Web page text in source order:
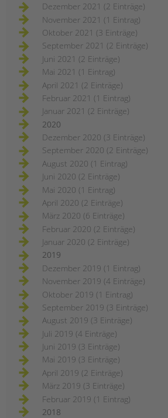
Dezember 2021 (2 Einträge)
November 2021 (1 Eintrag)
Oktober 2021 (3 Einträge)
September 2021 (2 Einträge)
Juni 2021 (2 Einträge)
Mai 2021 (1 Eintrag)
April 2021 (2 Einträge)
Februar 2021 (1 Eintrag)
Januar 2021 (2 Einträge)
2020
Dezember 2020 (3 Einträge)
September 2020 (2 Einträge)
August 2020 (1 Eintrag)
Juni 2020 (2 Einträge)
Mai 2020 (1 Eintrag)
April 2020 (2 Einträge)
März 2020 (6 Einträge)
Februar 2020 (2 Einträge)
Januar 2020 (2 Einträge)
2019
Dezember 2019 (1 Eintrag)
November 2019 (4 Einträge)
Oktober 2019 (1 Eintrag)
September 2019 (3 Einträge)
August 2019 (3 Einträge)
Juli 2019 (4 Einträge)
Juni 2019 (3 Einträge)
Mai 2019 (3 Einträge)
April 2019 (2 Einträge)
März 2019 (3 Einträge)
Februar 2019 (1 Eintrag)
2018